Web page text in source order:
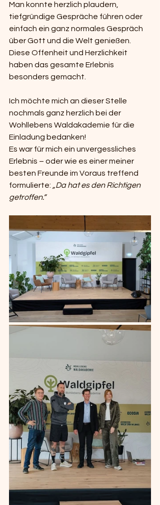
Man konnte herzlich plaudern,
tiefgründige Gespräche führen oder
einfach ein ganz normales Gespräch
über Gott und die Welt genießen.
Diese Offenheit und Herzlichkeit
haben das gesamte Erlebnis
besonders gemacht.
Ich möchte mich an dieser Stelle
nochmals ganz herzlich bei der
Wohllebens Waldakademie für die
Einladung bedanken!
Es war für mich ein unvergessliches
Erlebnis – oder wie es einer meiner
besten Freunde im Voraus treffend
formulierte: „Da hat es den Richtigen
getroffen.“